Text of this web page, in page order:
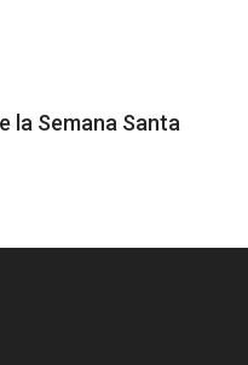
la Semana Santa